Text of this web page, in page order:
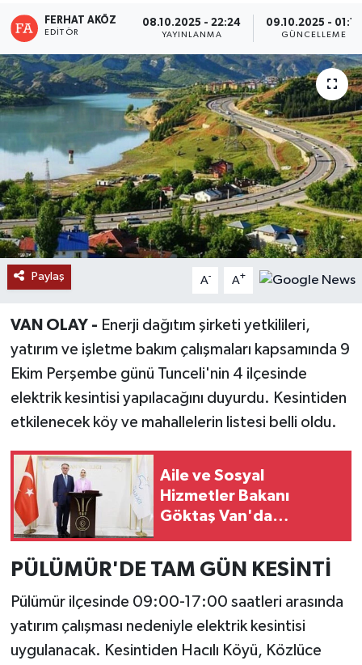
FERHAT AKÖZ
EDITÖR
08.10.2025 - 22:24
YAYINLANMA
09.10.2025 - 01:15
GÜNCELLEME
Paylaş A- A+
VAN OLAY - Enerji dağıtım şirketi yetkilileri,
yatırım ve işletme bakım çalışmaları kapsamında 9
Ekim Perşembe günü Tunceli'nin 4 ilçesinde
elektrik kesintisi yapılacağını duyurdu. Kesintiden
etkilenecek köy ve mahallelerin listesi belli oldu.
Aile ve Sosyal
Hizmetler Bakanı
Göktaş Van'da
PÜLÜMÜR'DE TAM GÜN KESİNTİ
Pülümür ilçesinde 09:00-17:00 saatleri arasında
yatırım çalışması nedeniyle elektrik kesintisi
uygulanacak. Kesintiden Hacılı Köyü, Közlüce